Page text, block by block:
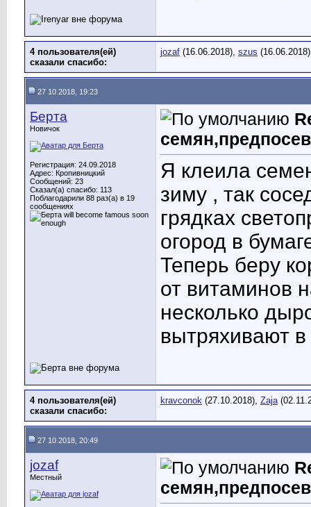
4 пользователя(ей)
сказали cпасибо:
jozaf (16.06.2018), szus
27.10.2018, 19:23
Берта
Новичок
Регистрация: 24.09.2018
Адрес: Кропивницкий
Сообщений: 23
Сказал(а) спасибо: 113
Поблагодарили 88 раз(а) в 19
сообщениях
Я клеила
зиму , так
грядках
огород в
Теперь беру
от витаминов
несколько
вытряхивают
4 пользователя(ей)
сказали cпасибо:
kravconok (27.10.2018), Zaja
27.10.2018, 20:49
jozaf
Местный